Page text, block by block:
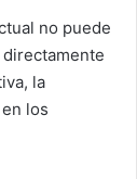
no puede
la
los